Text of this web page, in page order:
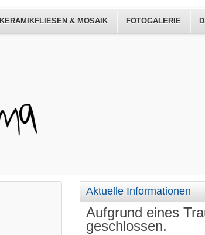
KERAMIKFLIESEN & MOSAIK FOTOGALERIE
Aktuelle Informationen
Aufgrund eines
geschlossen.